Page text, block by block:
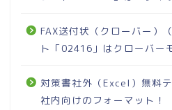
FAX送付状（クローバー）
ト「02416」はクローバー
対策書社外（Excel）無料
社内向けのフォーマット！